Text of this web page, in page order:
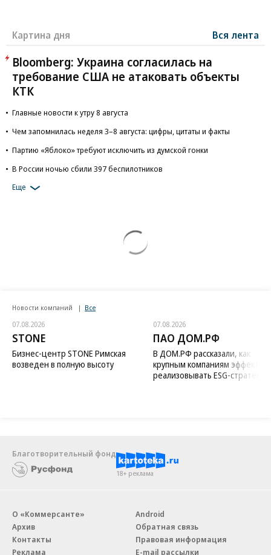
Картина дня Вся лента
Bloomberg: Украина согласилась на
требование США не атаковать объекты
КТК
Главные новости к утру 8 августа
Чем запомнилась неделя 3–8 августа: цифры, цитаты и факты
Партию «Яблоко» требуют исключить из думской гонки
В России ночью сбили 397 беспилотников
Еще
Новости компаний Все
07.08.2026
STONE
Бизнес-центр STONE Римская
возведен в полную высоту
07.08.2026
ПАО ДОМ.РФ
В ДОМ.РФ рассказали, как
крупным компаниям
реализовывать ESG-стратегию
Благотворительный фонд
18+ реклама
О «Коммерсанте»
Архив
Контакты
Реклама
Android
Обратная связь
Правовая информация
E-mail рассылки